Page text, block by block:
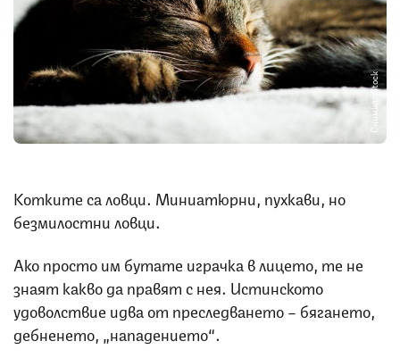
Снимка: iStock
Котките са ловци. Миниатюрни, пухкави, но
безмилостни ловци.
Ако просто им бутате играчка в лицето, те не
знаят какво да правят с нея. Истинското
удоволствие идва от преследването – бягането,
дебненето, „нападението“.